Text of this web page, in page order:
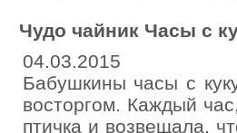
Чудо чайник Часы с
04.03.2015
Бабушкины часы с
восторгом. Каждый
птичка и возвещала,